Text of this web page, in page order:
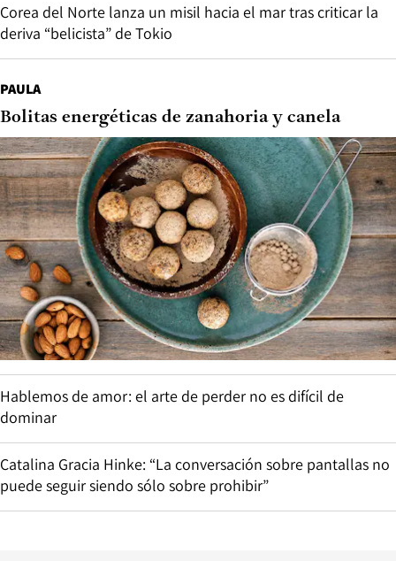
Corea del Norte lanza un misil hacia el mar tras criticar la
deriva “belicista” de Tokio
PAULA
Bolitas energéticas de zanahoria y canela
Hablemos de amor: el arte de perder no es difícil de
dominar
Catalina Gracia Hinke: “La conversación sobre pantallas no
puede seguir siendo sólo sobre prohibir”